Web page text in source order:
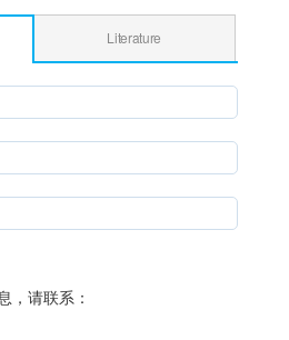
Literature
，请联系：